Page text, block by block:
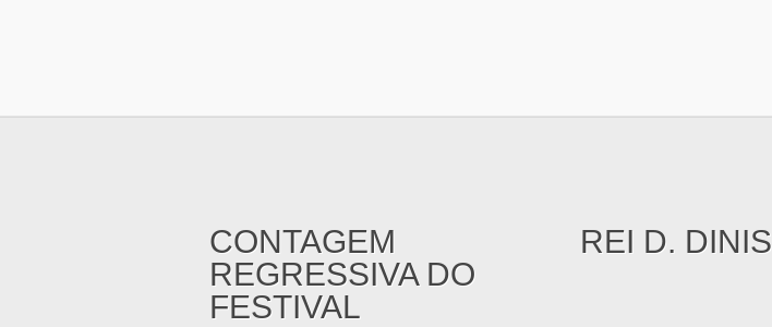
CONTAGEM
REGRESSIVA DO
FESTIVAL
REI D. DINIS